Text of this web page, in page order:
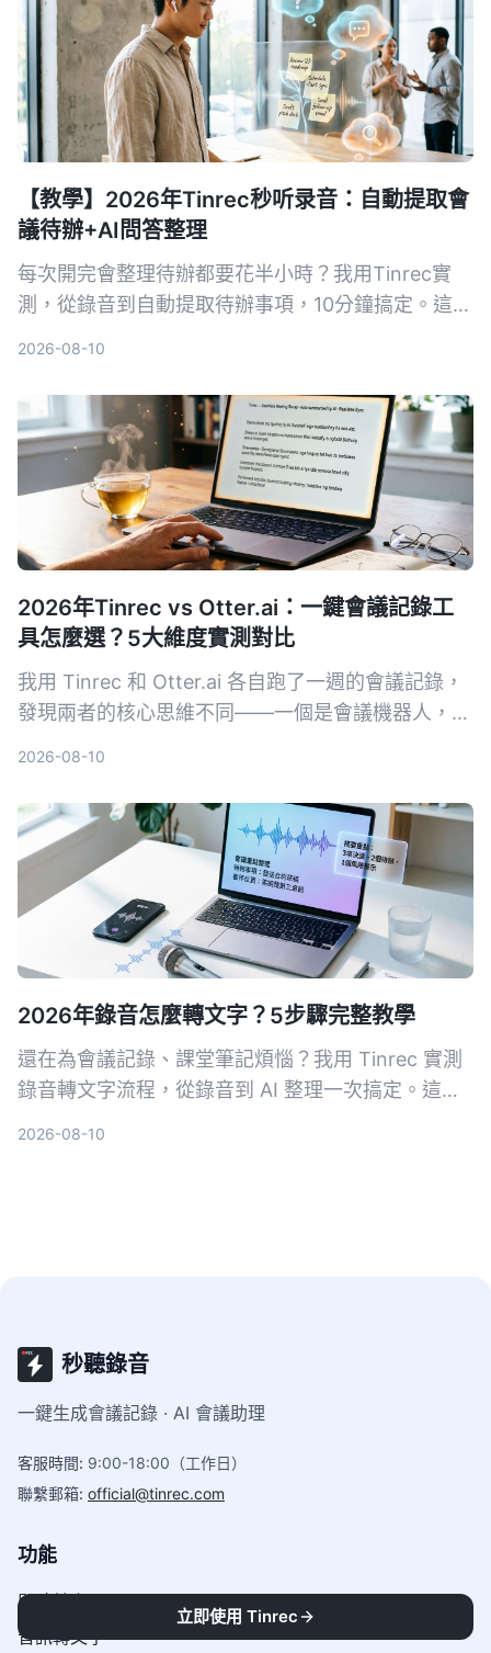
【教學】2026年Tinrec秒听录音：自動提取會
議待辦+AI問答整理
每次開完會整理待辦都要花半小時？我用Tinrec實
測，從錄音到自動提取待辦事項，10分鐘搞定。這篇
2026-08-10
2026年Tinrec vs Otter.ai：一鍵會議記錄工
具怎麼選？5大維度實測對比
我用 Tinrec 和 Otter.ai 各自跑了一週的會議記錄，
發現兩者的核心思維不同——一個是會議機器人，一
實體驗告訴你該選誰。
2026-08-10
2026年錄音怎麼轉文字？5步驟完整教學
還在為會議記錄、課堂筆記煩惱？我用 Tinrec 實測
錄音轉文字流程，從錄音到 AI 整理一次搞定。這篇
2026-08-10
秒聽錄音
一鍵生成會議記錄 · AI 會議助理
客服時間: 9:00-18:00（工作日）
聯繫郵箱: official@tinrec.com
功能
即時轉寫
音訊轉文字
立即使用 Tinrec